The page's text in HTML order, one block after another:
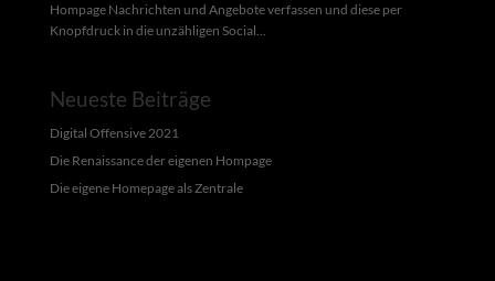
Hompage Nachrichten und Angebote verfassen und diese per
Knopfdruck in die unzähligen Social...
Neueste Beiträge
Digital Offensive 2021
Die Renaissance der eigenen Hompage
Die eigene Homepage als Zentrale